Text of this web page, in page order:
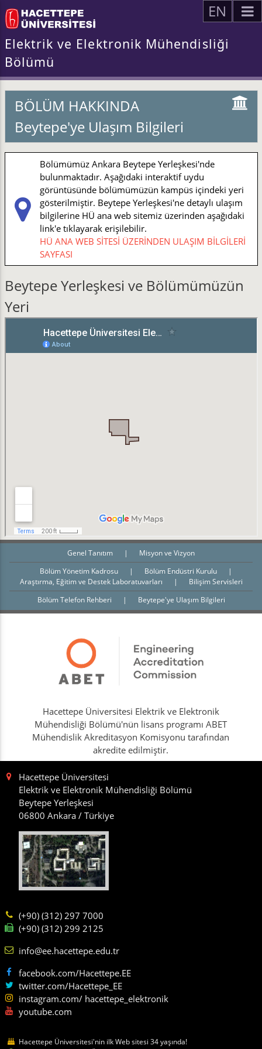
EN
Elektrik ve Elektronik Mühendisliği
Bölümü
BÖLÜM HAKKINDA
Beytepe'ye Ulaşım Bilgileri
Bölümümüz Ankara Beytepe Yerleşkesi'nde
bulunmaktadır. Aşağıdaki interaktif uydu
görüntüsünde bölümümüzün kampüs içindeki yeri
gösterilmiştir. Beytepe Yerleşkesi'ne detaylı ulaşım
bilgilerine HÜ ana web sitemiz üzerinden aşağıdaki
link'e tıklayarak erişilebilir.
HÜ ANA WEB SİTESİ ÜZERİNDEN ULAŞIM BİLGİLERİ
SAYFASI
Beytepe Yerleşkesi ve Bölümümüzün
Yeri
Genel Tanıtım |
Misyon ve Vizyon
Bölüm Yönetim Kadrosu
| Bölüm Endüstri Kurulu
|
Araştırma, Eğitim ve Destek Laboratuvarları
|
Bilişim Servisleri
Bölüm Telefon Rehberi
| Beytepe'ye Ulaşım Bilgileri
Hacettepe Üniversitesi Elektrik ve Elektronik
Mühendisliği Bölümü'nün lisans programı ABET
Mühendislik Akreditasyon Komisyonu tarafından
akredite edilmiştir.
Hacettepe Üniversitesi
Elektrik ve Elektronik Mühendisliği Bölümü
Beytepe Yerleşkesi
06800 Ankara / Türkiye
(+90) (312) 297 7000
(+90) (312) 299 2125
info@ee.hacettepe.edu.tr
facebook.com/Hacettepe.EE
twitter.com/Hacettepe_EE
instagram.com/ hacettepe_elektronik
youtube.com
Hacettepe Üniversitesi'nin ilk Web sitesi 34 yaşında!